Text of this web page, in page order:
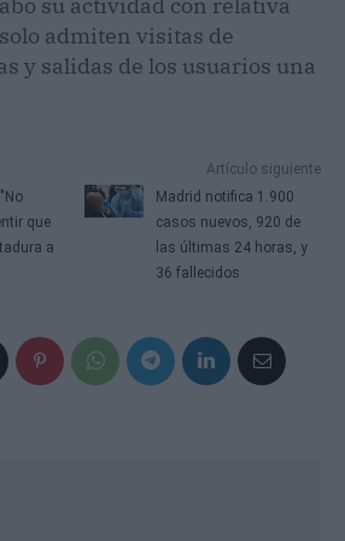
admiten visitas de
y salidas de los usuarios una
que
a
Artículo siguiente
Madrid notifica 1.900
casos nuevos, 920 de
las últimas 24 horas, y
36 fallecidos